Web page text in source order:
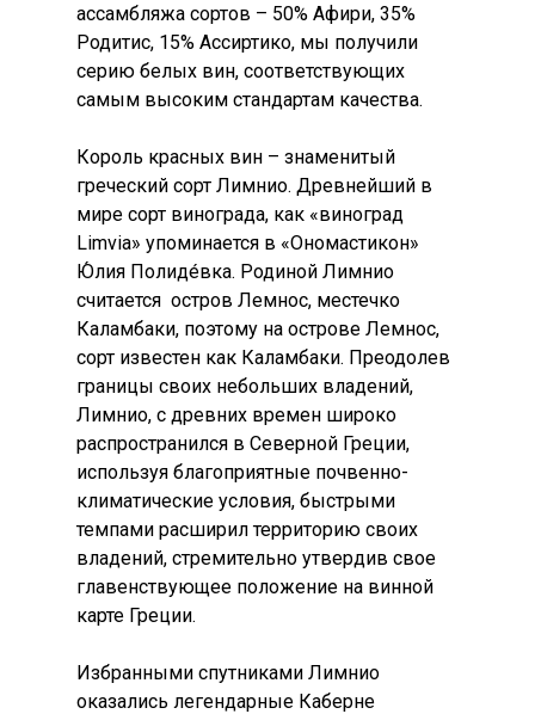
ассамбляжа сортов – 50% Афири, 35%
Родитис, 15% Ассиртико, мы получили
серию белых вин, соответствующих
самым высоким стандартам качества.
Король красных вин – знаменитый
греческий сорт Лимнио. Древнейший в
мире сорт винограда, как «виноград
Limvia» упоминается в «Ономастикон»
Ю́лия Полиде́вка. Родиной Лимнио
считается остров Лемнос, местечко
Каламбаки, поэтому на острове Лемнос,
сорт известен как Каламбаки. Преодолев
границы своих небольших владений,
Лимнио, с древних времен широко
распространился в Северной Греции,
используя благоприятные почвенно-
климатические условия, быстрыми
темпами расширил территорию своих
владений, стремительно утвердив свое
главенствующее положение на винной
карте Греции.
Избранными спутниками Лимнио
оказались легендарные Каберне